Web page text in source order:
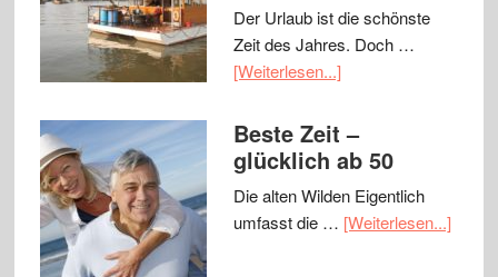
Der Urlaub ist die schönste
Zeit des Jahres. Doch …
[Weiterlesen...]
Beste Zeit –
glücklich ab 50
Die alten Wilden Eigentlich
umfasst die … [Weiterlesen...]